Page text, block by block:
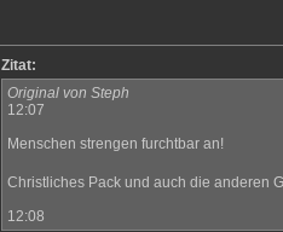
Zitat:
Original von Steph
12:07
Menschen strengen furchtbar an!
Christliches Pack und auch die anderen
12:08